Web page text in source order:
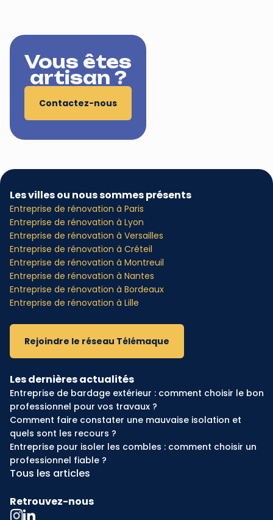
Vous êtes
artisan ?
Contactez-nous
Rejoindre le réseau Télémaque
Retrouvez-nous
Les dernières actualités
Entreprise de bardage extérieur : comment choisir le bon
professionnel pour vos travaux ?
Comment faire constater une mauvaise isolation et
quels sont les recours ?
Entreprise pour isoler les combles : comment choisir un
professionnel fiable ?
Tous les articles
Les villes ou nous sommes présents
Entreprise de rénovation à Paris
Entreprise de rénovation à Lyon
Entreprise de rénovation à Versailles
Entreprise de rénovation à Créteil
Entreprise de rénovation à Montreuil
Entreprise de rénovation à Nantes
Entreprise de rénovation à Bordeaux
Entreprise de rénovation à Lille